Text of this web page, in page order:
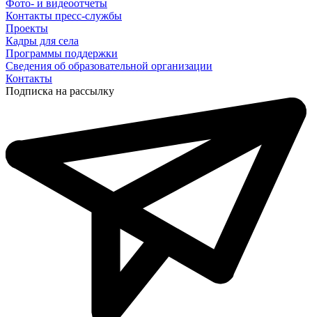
Фото- и видеоотчеты
Контакты пресс-службы
Проекты
Кадры для села
Программы поддержки
Сведения об образовательной организации
Контакты
Подписка на рассылку